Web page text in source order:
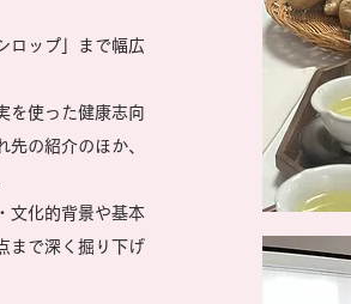
ロップ」まで幅広
を使った健康志向
の紹介のほか、
文化的背景や​基本
まで深く掘り下げ